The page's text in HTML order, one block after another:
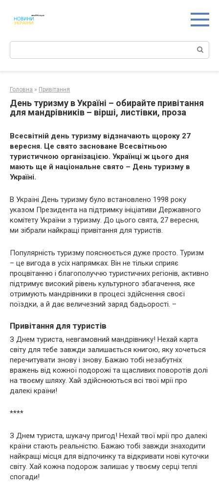
контенту
Поиск:
Головна » Привітання
День туризму в Україні – обирайте привітання
для мандрівників – вірші, листівки, проза
Всесвітній день туризму відзначають щороку 27
вересня. Це свято засноване Всесвітньою
туристичною організацією. Українці ж цього дня
мають ще й національне свято – День туризму в
Україні.
В Україні День туризму було встановлено 1998 року
указом Президента на підтримку ініціативи Державного
комітету України з туризму. До цього свята, 27 вересня,
ми зібрали найкращі привітання для туристів.
Популярність туризму пояснюється дуже просто. Туризм
– це вигода в усіх напрямках. Він не тільки сприяє
процвітанню і благополуччю туристичних регіонів, активно
підтримує високий рівень культурного збагачення, яке
отримують мандрівники в процесі здійснення своєї
поїздки, а й дає величезний заряд бадьорості. –
Привітання для туристів
З Днем туриста, невгамовний мандрівнику! Нехай карта
світу для тебе завжди залишається книгою, яку хочеться
перечитувати знову і знову. Бажаю тобі незабутніх
вражень від кожної подорожі та щасливих поворотів долі
на твоєму шляху. Хай здійснюються всі твої мрії про
далекі країни!
****
З Днем туриста, шукачу пригод! Нехай твої мрії про далекі
країни стають реальністю. Бажаю тобі завжди знаходити
найкращі місця для відпочинку та відкривати нові куточки
світу. Хай кожна подорож залишає у твоєму серці теплі
спогади!